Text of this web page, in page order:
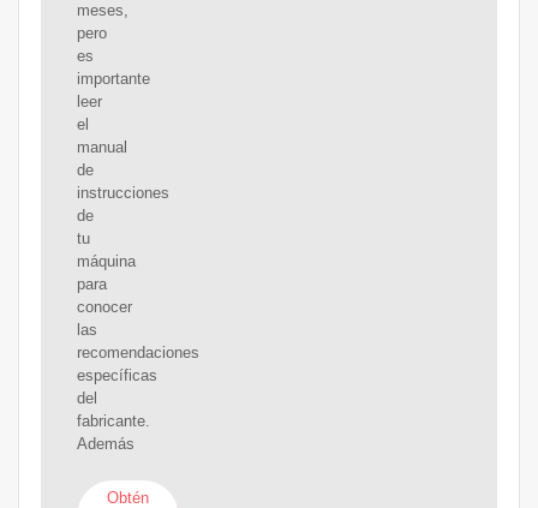
meses,
pero
es
importante
leer
el
manual
de
instrucciones
de
tu
máquina
para
conocer
las
recomendaciones
específicas
del
fabricante.
Además
Obtén